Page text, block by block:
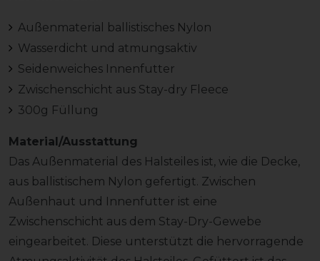
Außenmaterial ballistisches Nylon
Wasserdicht und atmungsaktiv
Seidenweiches Innenfutter
Zwischenschicht aus Stay-dry Fleece
300g Füllung
Material/Ausstattung
Das Außenmaterial des Halsteiles ist, wie die Decke,
aus ballistischem Nylon gefertigt. Zwischen
Außenhaut und Innenfutter ist eine
Zwischenschicht aus dem Stay-Dry-Gewebe
eingearbeitet. Diese unterstützt die hervorragende